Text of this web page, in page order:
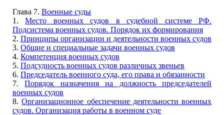
Глава 7. Военные суды
1.Место военных судов в судебной системе РФ.
Подсистема военных судов. Порядок их формирования
2. Принципы организации и деятельности военных судов
3. Общие и специальные задачи военных судов
4. Компетенция военных судов
5. Подсудность военных судов различных звеньев
6. Председатель военного суда, его права и обязанности
7.Порядок назначения на должность председателей
военных судов
8.Организационное обеспечение деятельности военных
судов. Организация работы в военном суде